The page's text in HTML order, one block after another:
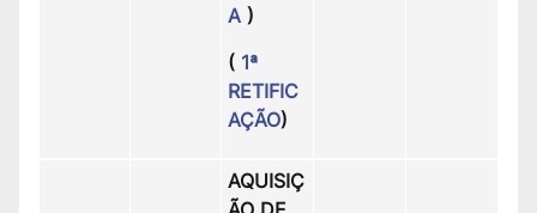
A )
( 1ª
RETIFIC
AÇÃO)
AQUISIÇ